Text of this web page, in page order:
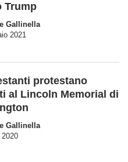
Trump
Gallinella
2021
protestano
al Lincoln Memorial di
Gallinella